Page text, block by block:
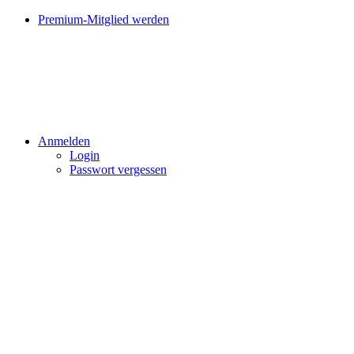
Premium-Mitglied werden
Anmelden
Login
Passwort vergessen